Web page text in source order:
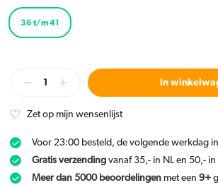
36 t/m 41
In
Zet op mijn wensenlijst
Voor 23:00 besteld, de volgende werkdag
Gratis verzending vanaf 35,- in NL en 50,- in
Meer dan 5000 beoordelingen met een 9+